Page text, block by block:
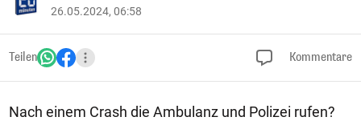
26.05.2024, 06:58
Teilen Kommentare
Nach einem Crash die Ambulanz und Polizei rufen?